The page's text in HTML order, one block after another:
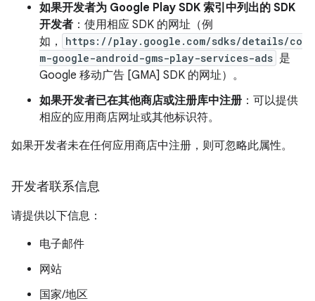
如果开发者为 Google Play SDK 索引中列出的 SDK
开发者 ：使用相应 SDK 的网址（例
如，
https://play.google.com/sdks/details/co
m-google-android-gms-play-services-ads 是
Google 移动广告 [GMA] SDK 的网址）。
如果开发者已在其他商店或注册库中注册 ：可以提供
相应的应用商店网址或其他标识符。
如果开发者未在任何应用商店中注册，则可忽略此属性。
开发者联系信息
请提供以下信息：
电子邮件
网站
国家/地区